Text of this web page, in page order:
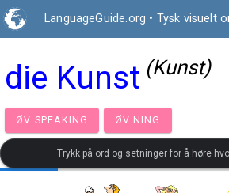
LanguageGuide.org • Tysk visuelt
die Kunst (Kunst)
ØV SPEAKING ØV NING
Trykk på ord og setninger for å høre